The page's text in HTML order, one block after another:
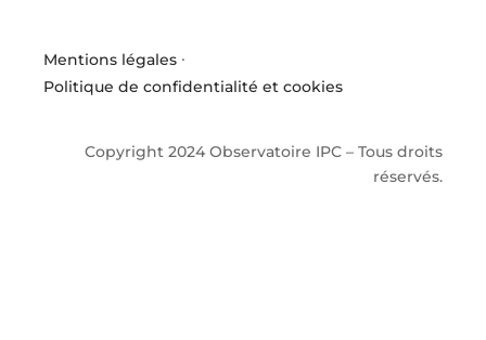
Mentions légales ·
Politique de confidentialité et cookies
Copyright 2024 Observatoire IPC – Tous droits
réservés.